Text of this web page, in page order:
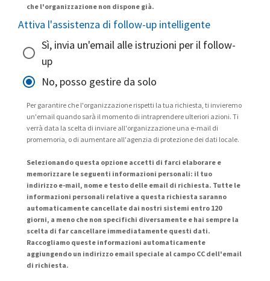
che l'organizzazione non dispone già.
Attiva l'assistenza di follow-up intelligente
Sì, invia un'email alle istruzioni per il follow-
up
No, posso gestire da solo
Per garantire che l'organizzazione rispetti la tua richiesta, ti invieremo
un'email quando sarà il momento di intraprendere ulteriori azioni. Ti
verrà data la scelta di inviare all'organizzazione una e-mail di
promemoria, o di aumentare all'agenzia di protezione dei dati locale.
Selezionando questa opzione accetti di farci elaborare e
memorizzare le seguenti informazioni personali: il tuo
indirizzo e-mail, nome e testo delle email di richiesta. Tutte le
informazioni personali relative a questa richiesta saranno
automaticamente cancellate dai nostri sistemi entro 120
giorni, a meno che non specifichi diversamente e hai sempre la
scelta di far cancellare immediatamente questi dati.
Raccogliamo queste informazioni automaticamente
aggiungendo un indirizzo email speciale al campo CC dell'email
di richiesta.